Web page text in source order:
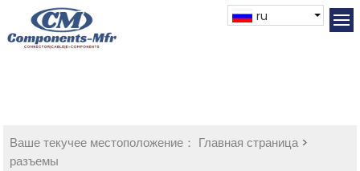
ru
Ваше текучее местоположение： Главная страница>
разъемы